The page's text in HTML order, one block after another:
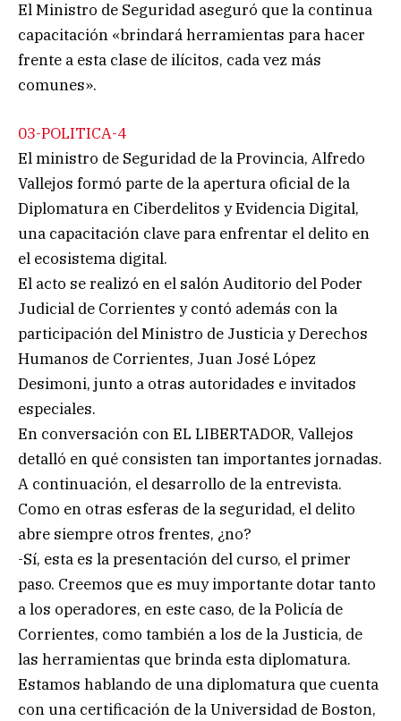
El Ministro de Seguridad aseguró que la continua
capacitación «brindará herramientas para hacer
frente a esta clase de ilícitos, cada vez más
comunes».
03-POLITICA-4
El ministro de Seguridad de la Provincia, Alfredo
Vallejos formó parte de la apertura oficial de la
Diplomatura en Ciberdelitos y Evidencia Digital,
una capacitación clave para enfrentar el delito en
el ecosistema digital.
El acto se realizó en el salón Auditorio del Poder
Judicial de Corrientes y contó además con la
participación del Ministro de Justicia y Derechos
Humanos de Corrientes, Juan José López
Desimoni, junto a otras autoridades e invitados
especiales.
En conversación con EL LIBERTADOR, Vallejos
detalló en qué consisten tan importantes jornadas.
A continuación, el desarrollo de la entrevista.
Como en otras esferas de la seguridad, el delito
abre siempre otros frentes, ¿no?
-Sí, esta es la presentación del curso, el primer
paso. Creemos que es muy importante dotar tanto
a los operadores, en este caso, de la Policía de
Corrientes, como también a los de la Justicia, de
las herramientas que brinda esta diplomatura.
Estamos hablando de una diplomatura que cuenta
con una certificación de la Universidad de Boston,